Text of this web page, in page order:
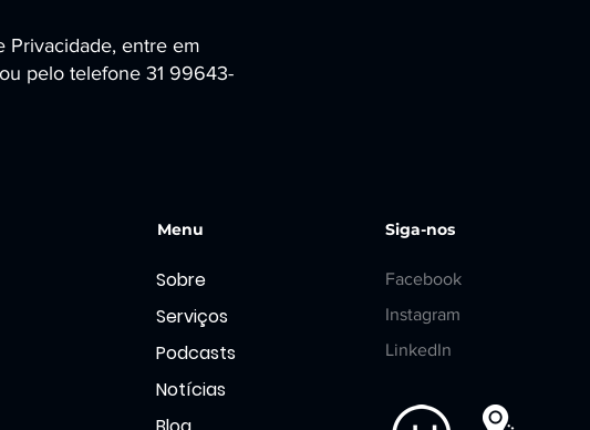
Privacidade, entre em
pelo telefone 31 99643-
Menu
Sobre
Serviços
Podcasts
Notícias
Siga-nos
Facebook
Instagram
LinkedIn